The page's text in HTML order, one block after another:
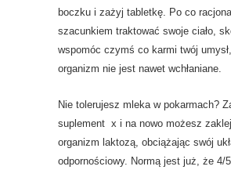
boczku i zażyj tabletkę. Po co
szacunkiem traktować swoje ciało,
wspomóc czymś co karmi twój
organizm nie jest nawet wchłaniane.
Nie tolerujesz mleka w pokarmach?
suplement x i na nowo możesz
organizm laktozą, obciążając swój
odpornościowy. Normą jest już, że 4/